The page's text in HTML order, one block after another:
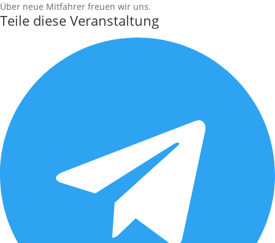
Über neue Mitfahrer freuen wir uns.
Teile diese Veranstaltung